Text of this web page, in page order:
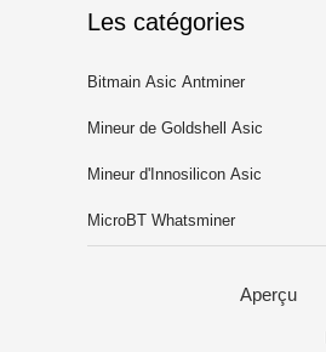
Les catégories
Bitmain Asic Antminer
Mineur de Goldshell Asic
Mineur d'Innosilicon Asic
MicroBT Whatsminer
Aperçu